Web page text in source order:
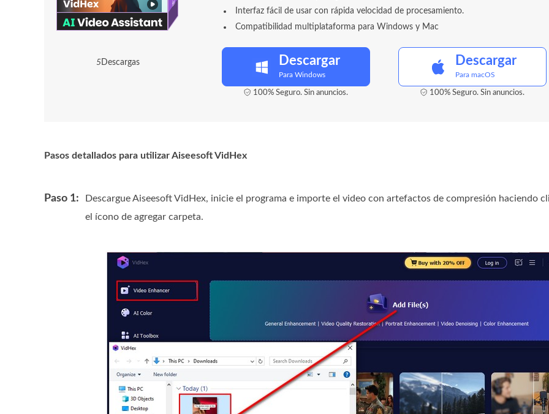
6 Descargas
Interfaz fácil de usar con rápida velocidad de procesamiento.
Compatibilidad multiplataforma para Windows y Mac
Descargar
Para Windows
100% Seguro. Sin anuncios.
Descargar
Para macOS
100% Seguro. Sin anuncios.
Pasos detallados para utilizar Aiseesoft VidHex
Paso 1:
Descargue Aiseesoft VidHex, inicie el programa e importe el video con artefactos de compresión haciendo
el ícono de agregar carpeta.